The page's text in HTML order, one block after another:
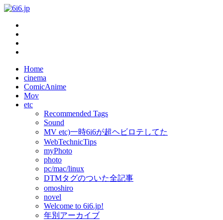
Home
cinema
ComicAnime
Mov
etc
Recommended Tags
Sound
MV etc)一時6i6が超ヘビロテしてた
WebTechnicTips
myPhoto
photo
pc/mac/linux
DTMタグのついた全記事
omoshiro
novel
Welcome to 6i6.jp!
年別アーカイブ